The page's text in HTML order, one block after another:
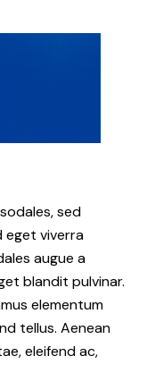
sed
eget viverra
augue a
blandit pulvinar.
elementum
tellus. Aenean
eleifend ac,